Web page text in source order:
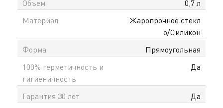
Объем
0,7 л
Материал
Жаропрочное стекл
о/Силикон
Форма
Прямоугольная
100% герметичность и
гигиеничность
Да
Гарантия 30 лет Да